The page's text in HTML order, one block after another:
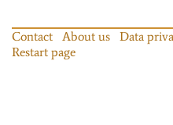
Contact About us Data
Restart page